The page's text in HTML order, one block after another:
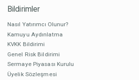
Bildirimler
Nasıl Yatırımcı Olunur?
Kamuyu Aydınlatma
KVKK Bildirimi
Genel Risk Bildirimi
Sermaye Piyasası Kurulu
Üyelik Sözleşmesi